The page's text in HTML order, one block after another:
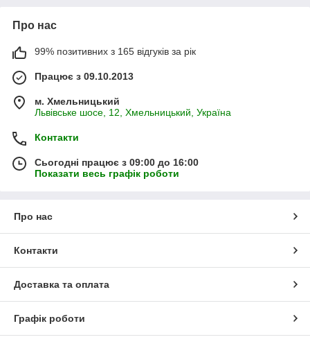
Про нас
99% позитивних з 165 відгуків за рік
Працює з 09.10.2013
м. Хмельницький
Львівське шосе, 12, Хмельницький, Україна
Контакти
Сьогодні працює з 09:00 до 16:00
Показати весь графік роботи
Про нас
Контакти
Доставка та оплата
Графік роботи